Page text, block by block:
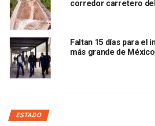
La titular de la
destacó que este es uno de los
esperados para este 2025 y un
mandatario estatal quien ha apostado
invertir en mejoras a las carreteras por
corredor carretero
Faltan 15 días para el
más grande de
ESTADO